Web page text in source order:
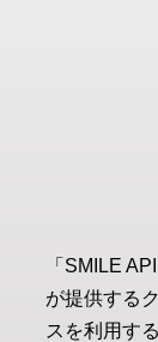
「SMILE
が提供する
スを利用す